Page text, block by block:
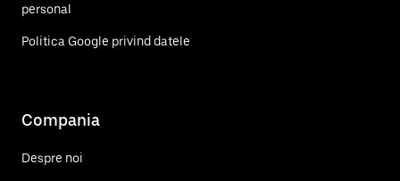
personal
Politica Google privind datele
Compania
Despre noi